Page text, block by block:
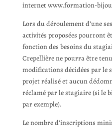
internet www.formation-
Lors du déroulement d’une
activités proposées pourront
fonction des besoins du
Crepellière ne pourra être
modifications décidées par le
projet réalisé et aucun
réclamé par le stagiaire (si le
par exemple).
Le nombre d’inscriptions